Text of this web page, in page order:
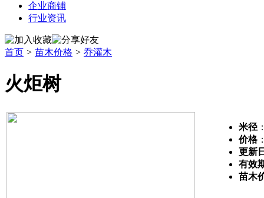
企业商铺
行业资讯
首页 > 苗木价格 > 乔灌木
火炬树
米径
价格
更新
有效
苗木